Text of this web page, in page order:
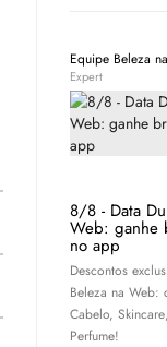
Equipe Beleza
Expert
8/8 - Data
Web: ganhe
no app
Descontos
Beleza na Web:
Cabelo, Skincare
Perfume!